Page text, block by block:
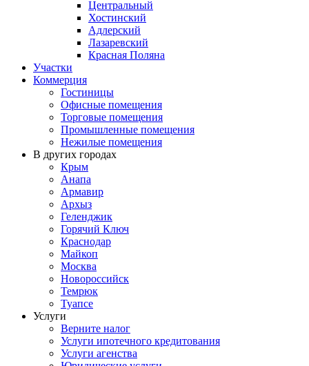
Центральный
Хостинский
Адлерский
Лазаревский
Красная Поляна
Участки
Коммерция
Гостиницы
Офисные помещения
Торговые помещения
Промышленные помещения
Нежилые помещения
В других городах
Крым
Анапа
Армавир
Архыз
Геленджик
Горячий Ключ
Краснодар
Майкоп
Москва
Новороссийск
Темрюк
Туапсе
Услуги
Верните налог
Услуги ипотечного кредитования
Услуги агенства